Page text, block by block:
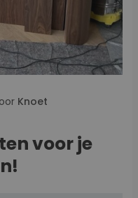
Knoet
voor je